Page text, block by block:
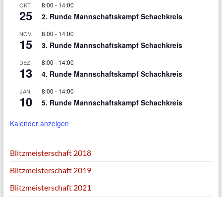
OKT.
25
8:00 - 14:00
2. Runde Mannschaftskampf Schachkreis
NOV.
15
8:00 - 14:00
3. Runde Mannschaftskampf Schachkreis
DEZ.
13
8:00 - 14:00
4. Runde Mannschaftskampf Schachkreis
JAN.
10
8:00 - 14:00
5. Runde Mannschaftskampf Schachkreis
Kalender anzeigen
Blitzmeisterschaft 2018
Blitzmeisterschaft 2019
Blitzmeisterschaft 2021